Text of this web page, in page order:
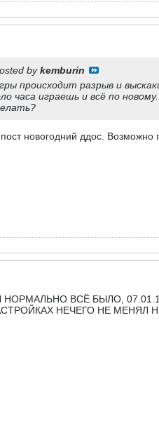
bykemburin
происходит разрыв и
часа играешь и всё по
новогодний ддоc.
НОРМАЛЬНО ВСЁ БЫЛО,
НЕЧЕГО НЕ МЕНЯЛ